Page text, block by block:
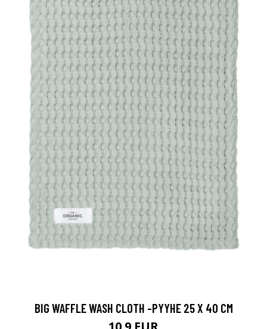
BIG WAFFLE WASH CLOTH -PYYHE 25 X 40 CM